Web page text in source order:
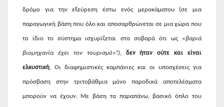
δρόμο για την εξεύρεση έστω ενός μεροκάματου (σε μια
παραγωγική βάση που όλο και αποσαρθρώνεται σε μια χώρα που
το ίδιο το σύστημα ισχυρίζεται στα σοβαρά ότι ως «βαριά
βιομηχανία έχει τον τουρισμό»!), δεν ήταν ούτε και είναι
ελκυστική. Οι διαφημιστικές καμπάνιες και οι υποσχέσεις για
πρόσβαση στην τριτοβάθμια μόνο παροδικά αποτελέσματα
μπορούν να έχουν. Με βάση τα παραπάνω, βασικό όπλο του